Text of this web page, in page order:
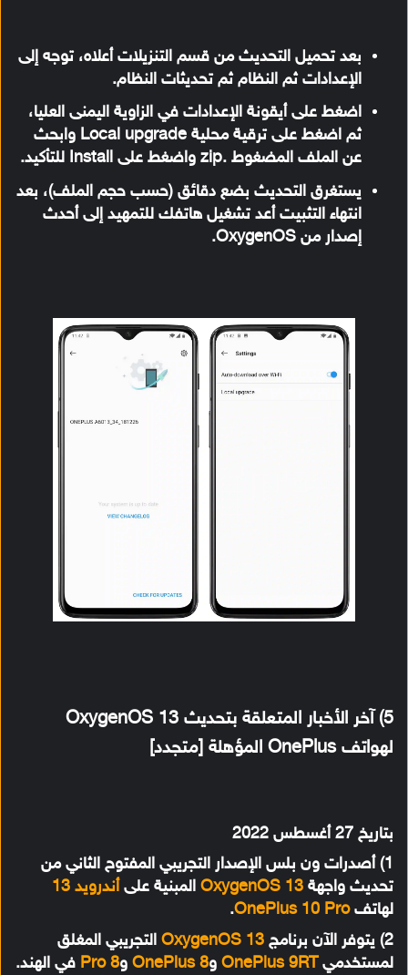
بعد تحميل التحديث من قسم التنزيلات أعلاه، توجه إلى
الإعدادات ثم النظام ثم تحديثات النظام.
اضغط على أيقونة الإعدادات في الزاوية اليمنى العليا،
ثم اضغط على ترقية محلية Local upgrade وابحث
عن الملف المضغوط .zip واضغط على Install للتأكيد.
يستغرق التحديث بضع دقائق (حسب حجم الملف)، بعد
انتهاء التثبيت أعد تشغيل هاتفك للتمهيد إلى أحدث
إصدار من OxygenOS.
5) آخر الأخبار المتعلقة بتحديث OxygenOS 13
لهواتف OnePlus المؤهلة [متجدد]
بتاريخ 27 أغسطس 2022
1) أصدرات ون بلس الإصدار التجريبي المفتوح الثاني من
تحديث واجهة OxygenOS 13 المبنية على أندرويد 13
لهاتفOnePlus 10 Pro
.
2) يتوفر الآن برنامج
OxygenOS 13 التجريبي المغلق
لمستخدميOnePlus 9RT وOnePlus 8 و8 Pro
في الهند.